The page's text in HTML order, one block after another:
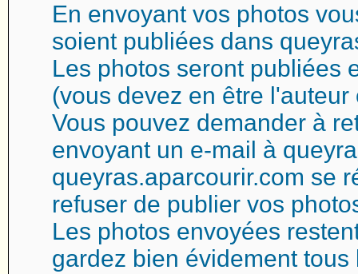
En envoyant vos photos
soient publiées dans
Les photos seront publiées
(vous devez en être
Vous pouvez demander à
envoyant un e-mail à
queyras.aparcourir.com se
refuser de publier vos
Les photos envoyées
gardez bien évidement tous